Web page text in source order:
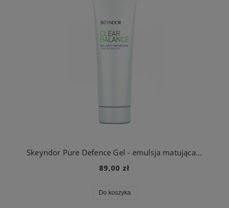
Skeyndor Pure Defence Gel - emulsja matująca SPF 15 skutecznie zapobiegająca rozwojowi zmian trądzikowych
89,00 zł
Do koszyka